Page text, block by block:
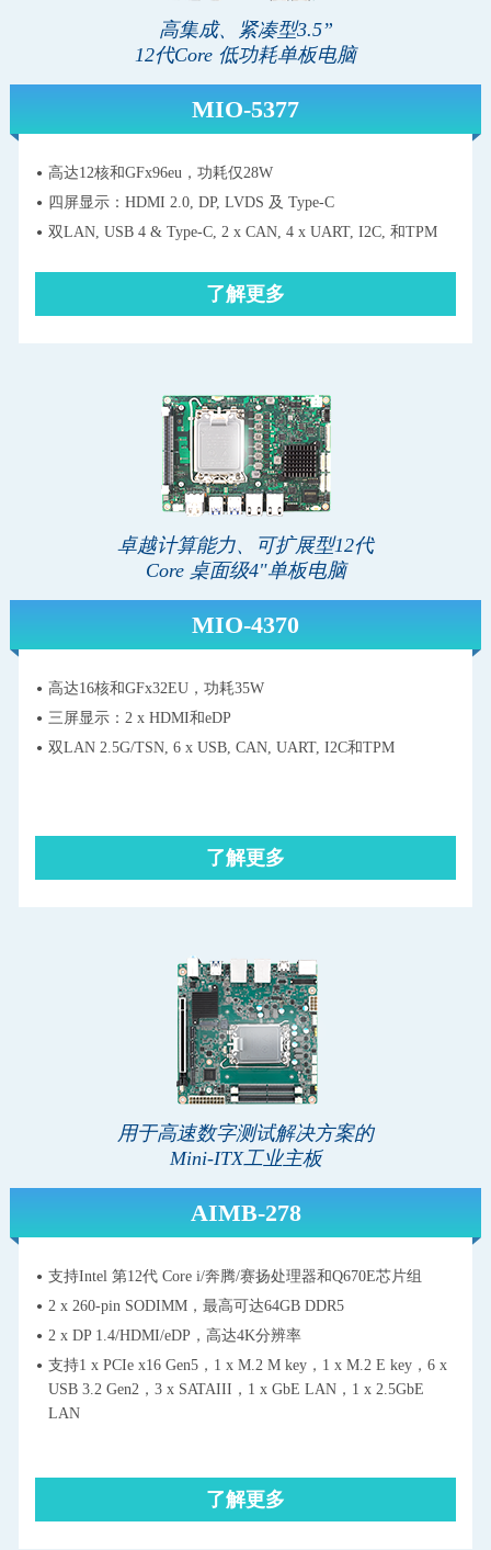
高集成、紧凑型3.5”
12代Core 低功耗单板电脑
MIO-5377
高达12核和GFx96eu，功耗仅28W
四屏显示：HDMI 2.0, DP, LVDS 及 Type-C
双LAN, USB 4 & Type-C, 2 x CAN, 4 x UART, I2C, 和TPM
了解更多
卓越计算能力、可扩展型12代
Core 桌面级4"单板电脑
MIO-4370
高达16核和GFx32EU，功耗35W
三屏显示：2 x HDMI和eDP
双LAN 2.5G/TSN, 6 x USB, CAN, UART, I2C和TPM
了解更多
用于高速数字测试解决方案的
Mini-ITX工业主板
AIMB-278
支持Intel 第12代 Core i/奔腾/赛扬处理器和Q670E芯片组
2 x 260-pin SODIMM，最高可达64GB DDR5
2 x DP 1.4/HDMI/eDP，高达4K分辨率
支持1 x PCIe x16 Gen5，1 x M.2 M key，1 x M.2 E key，6 x
USB 3.2 Gen2，3 x SATAIII，1 x GbE LAN，1 x 2.5GbE
LAN
了解更多